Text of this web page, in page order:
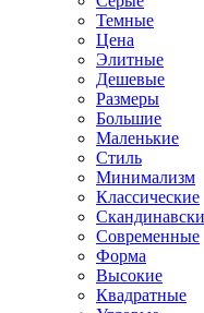
Темные
Цена
Элитные
Дешевые
Размеры
Большие
Маленькие
Стиль
Минимализм
Классические
Современные
Форма
Высокие
Квадратные